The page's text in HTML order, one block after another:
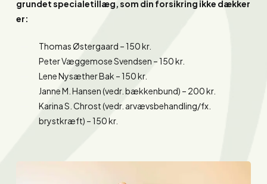
grundet specialetillæg, som din forsikring ikke dækker
er:
Thomas Østergaard – 150 kr.
Peter Væggemose Svendsen – 150 kr.
Lene Nysæther Bak – 150 kr.
Janne M. Hansen (vedr. bækkenbund) – 200 kr.
Karina S. Chrost (vedr. arvævsbehandling/fx.
brystkræft) – 150 kr.